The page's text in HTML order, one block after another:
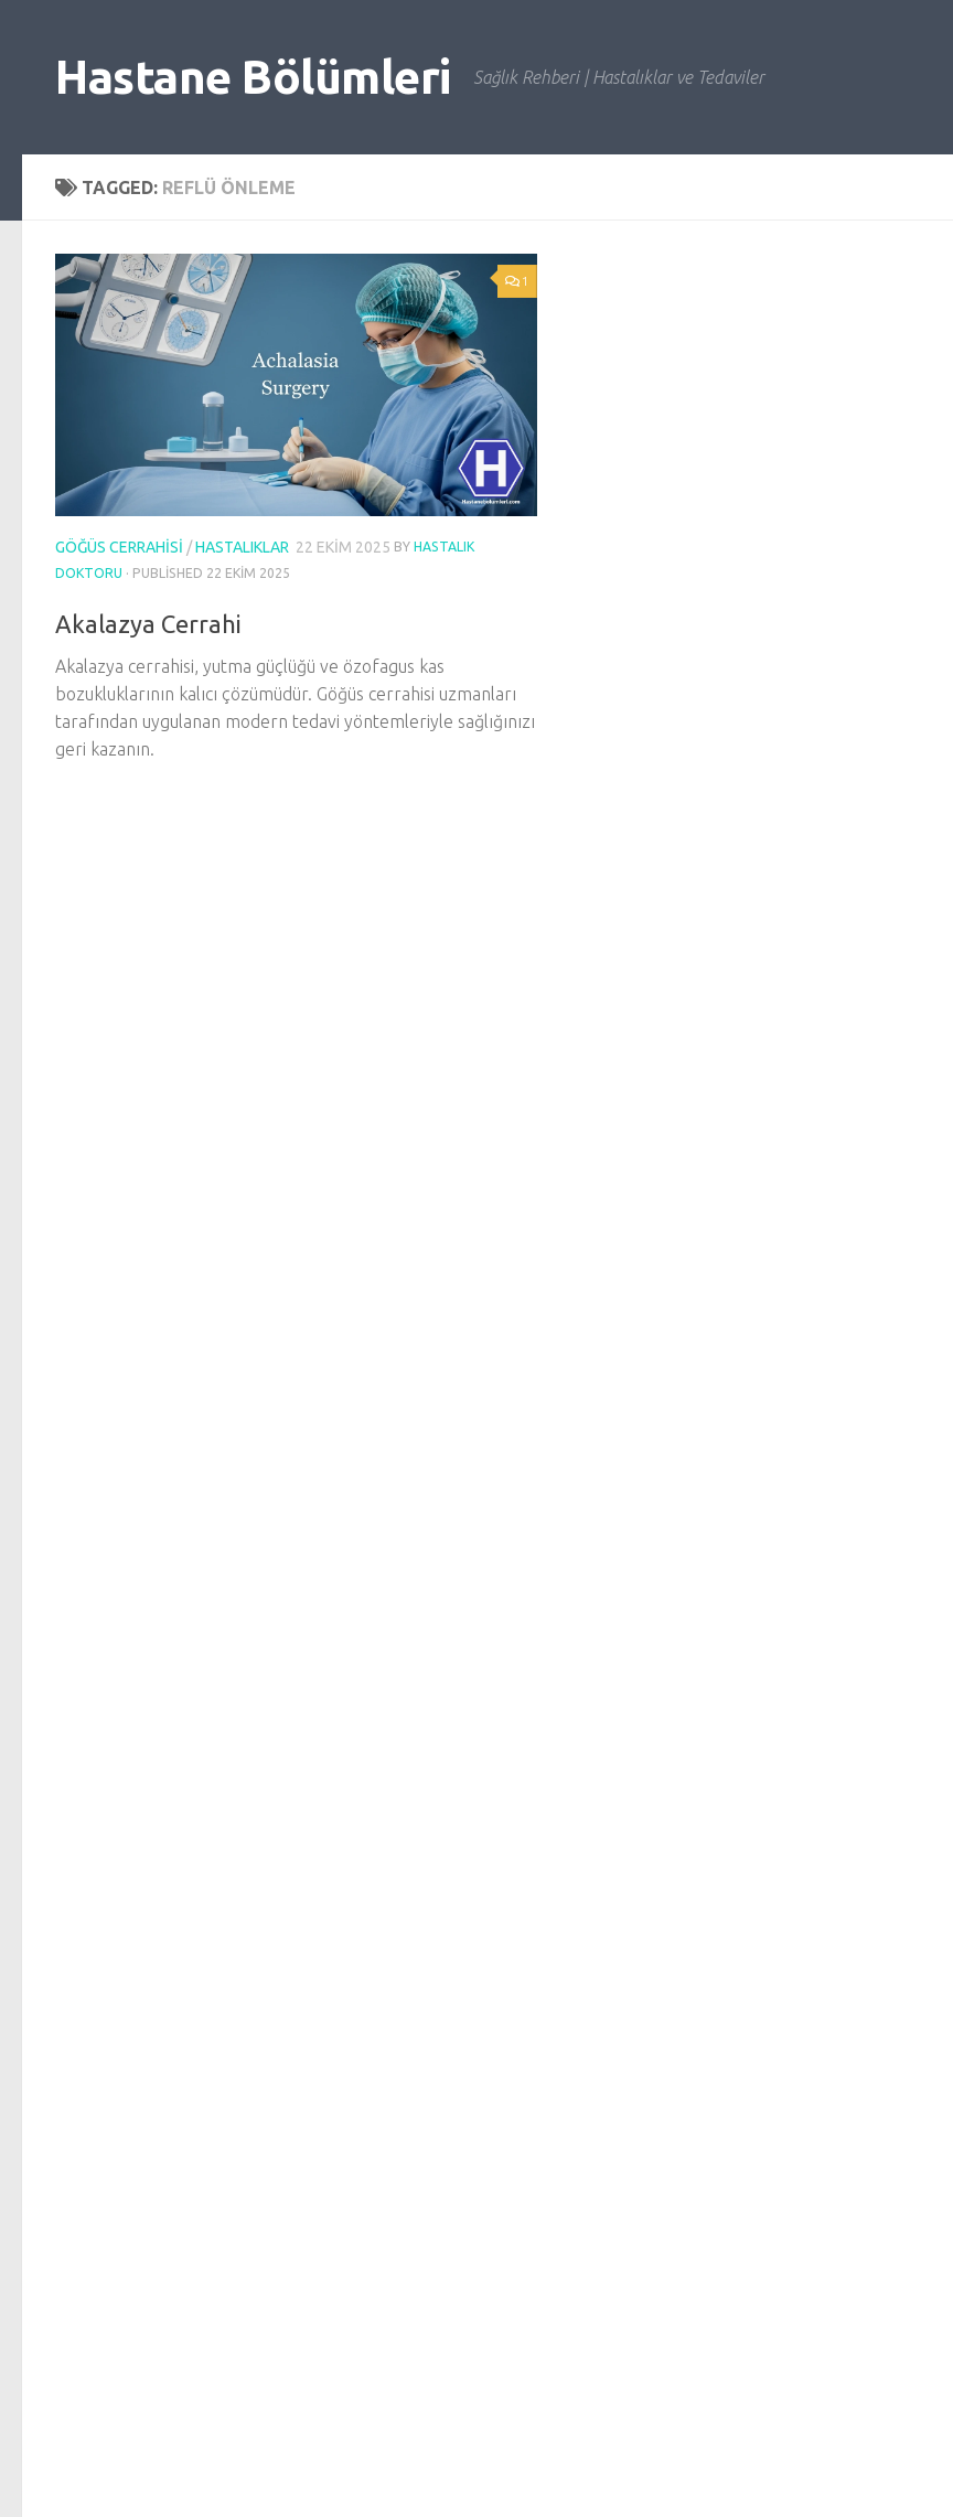
Hastane Bölümleri Sağlık Rehberi | Hastalıklar ve Tedaviler
TAGGED: REFLÜ ÖNLEME
1
GÖĞÜS CERRAHISI /HASTALIKLAR 22 EKIM 2025 BY HASTALIK
DOKTORU · PUBLISHED 22 EKIM 2025
Akalazya Cerrahi
Akalazya cerrahisi, yutma güçlüğü ve özofagus kas
bozukluklarının kalıcı çözümüdür. Göğüs cerrahisi uzmanları
tarafından uygulanan modern tedavi yöntemleriyle sağlığınızı
geri kazanın.